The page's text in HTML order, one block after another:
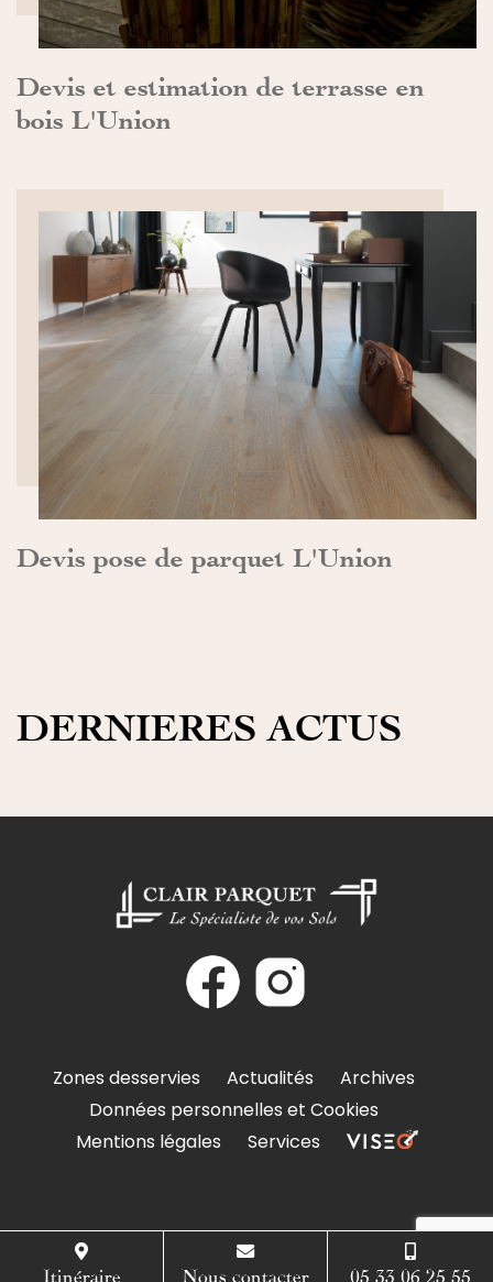
Itinéraire Nous contacter 05 33 06 25 55
Devis et estimation de terrasse en
bois L'Union
Devis pose de parquet L'Union
DÉCOUVRIR>>
DERNIERES ACTUS
Zones desservies Actualités
Archives
Données personnelles et Cookies
Mentions légales
Services